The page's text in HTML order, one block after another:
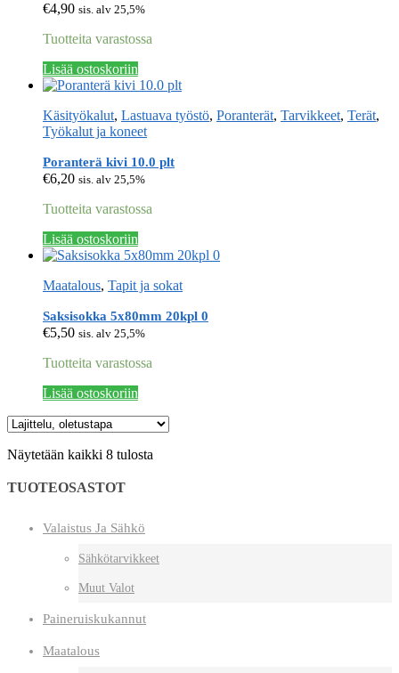
€4,90 sis. alv 25,5%
Tuotteita varastossa
Lisää ostoskoriin
Käsityökalut, Lastuava työstö, Poranterät, Tarvikkeet, Terät,
Työkalut ja koneet
Poranterä kivi 10.0 plt
€6,20 sis. alv 25,5%
Tuotteita varastossa
Lisää ostoskoriin
Maatalous, Tapit ja sokat
Saksisokka 5x80mm 20kpl 0
€5,50 sis. alv 25,5%
Tuotteita varastossa
Lisää ostoskoriin
Näytetään kaikki 8 tulosta
TUOTEOSASTOT
Valaistus Ja Sähkö
Sähkötarvikkeet
Muut Valot
Paineruiskukannut
Maatalous